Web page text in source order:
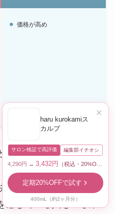
価格が高め
こんな感じ。
に満足いく声も多い
じている人もいるみ
haru kurokamiス
カルプ
サロン検証で高評価 編集部イチオシ
4,290円 → 3,432円 （税込・20%OFF）
定期20%OFFで試す
400mL（約2ヶ月分）